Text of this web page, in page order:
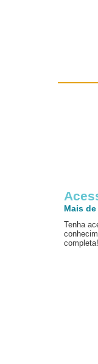
Mais
Tenha
completa!